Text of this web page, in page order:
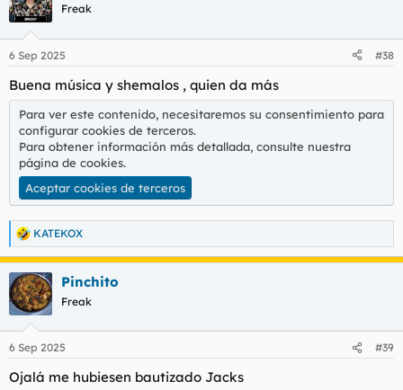
Freak
6 Sep 2025 #38
Buena música y shemalos , quien da más
Para ver este contenido, necesitaremos su consentimiento para
configurar cookies de terceros.
Para obtener información más detallada, consulte nuestra
página de cookies.
Aceptar cookies de terceros
R
e
a
c
c
i
e
:
KATEKOX
Pinchito
Freak
6 Sep 2025 #39
Ojalá me hubiesen bautizado Jacks